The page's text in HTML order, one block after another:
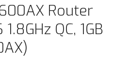
Router
QC, 1GB